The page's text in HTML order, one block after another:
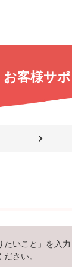
お客様サポ
たいこと」を入
さい。